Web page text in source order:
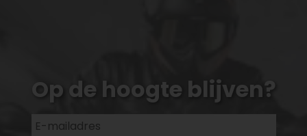
Op de hoogte blijven?